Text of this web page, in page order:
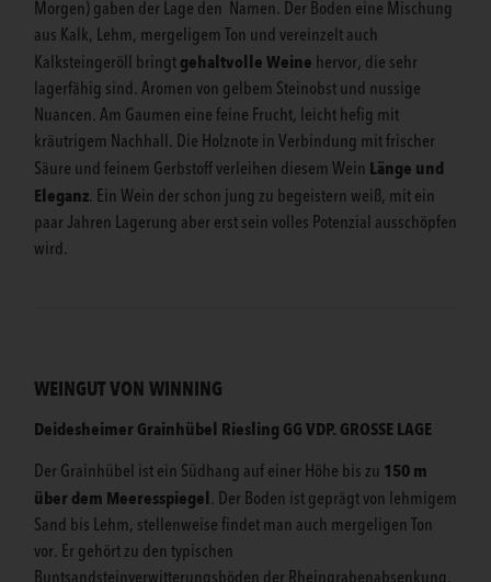
Morgen) gaben der Lage den Namen. Der Boden eine Mischung
aus Kalk, Lehm, mergeligem Ton und vereinzelt auch
Kalksteingeröll bringt gehaltvolle Weine hervor, die sehr
lagerfähig sind. Aromen von gelbem Steinobst und nussige
Nuancen. Am Gaumen eine feine Frucht, leicht hefig mit
kräutrigem Nachhall. Die Holznote in Verbindung mit frischer
Säure und feinem Gerbstoff verleihen diesem Wein Länge und
Eleganz. Ein Wein der schon jung zu begeistern weiß, mit ein
paar Jahren Lagerung aber erst sein volles Potenzial ausschöpfen
wird.
WEINGUT VON WINNING
Deidesheimer Grainhübel Riesling GG VDP. GROSSE LAGE
Der Grainhübel ist ein Südhang auf einer Höhe bis zu 150 m
über dem Meeresspiegel. Der Boden ist geprägt von lehmigem
Sand bis Lehm, stellenweise findet man auch mergeligen Ton
vor. Er gehört zu den typischen
Buntsandsteinverwitterungsböden der Rheingrabenabsenkung.